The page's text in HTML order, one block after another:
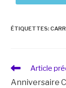
ÉTIQUETTES:
Article
Anniversaire